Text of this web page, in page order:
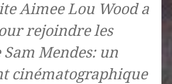
Aimee Lou Wood a
rejoindre les
Sam Mendes: un
cinématographique